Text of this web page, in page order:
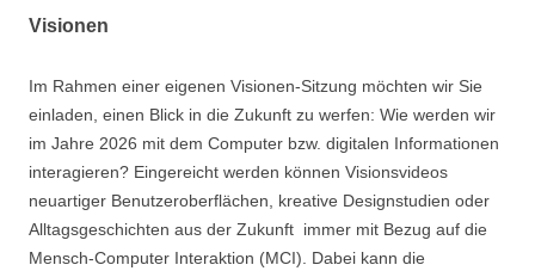
Visionen
Im Rahmen einer eigenen Visionen-Sitzung möchten wir Sie
einladen, einen Blick in die Zukunft zu werfen: Wie werden wir
im Jahre 2026 mit dem Computer bzw. digitalen Informationen
interagieren? Eingereicht werden können Visionsvideos
neuartiger Benutzeroberflächen, kreative Designstudien oder
Alltagsgeschichten aus der Zukunft  immer mit Bezug auf die
Mensch-Computer Interaktion (MCI). Dabei kann die